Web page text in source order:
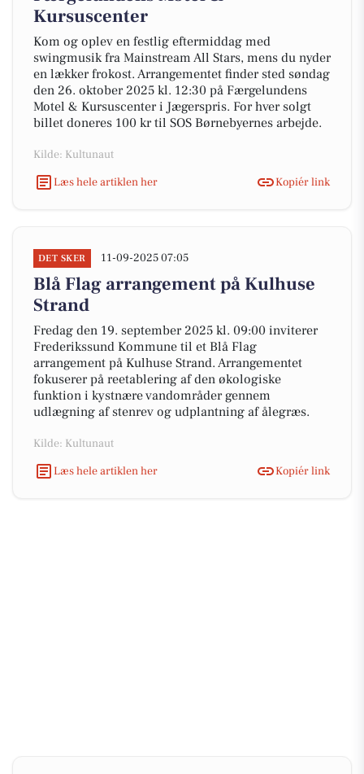
Kursuscenter
Kom og oplev en festlig eftermiddag med
swingmusik fra Mainstream All Stars, mens du nyder
en lækker frokost. Arrangementet finder sted søndag
den 26. oktober 2025 kl. 12:30 på Færgelundens
Motel & Kursuscenter i Jægerspris. For hver solgt
billet doneres 100 kr til SOS Børnebyernes arbejde.
Kilde: Kultunaut
Læs hele artiklen her
Kopiér link
DET SKER 11-09-2025 07:05
Blå Flag arrangement på Kulhuse
Strand
Fredag den 19. september 2025 kl. 09:00 inviterer
Frederikssund Kommune til et Blå Flag
arrangement på Kulhuse Strand. Arrangementet
fokuserer på reetablering af den økologiske
funktion i kystnære vandområder gennem
udlægning af stenrev og udplantning af ålegræs.
Kilde: Kultunaut
Læs hele artiklen her
Kopiér link